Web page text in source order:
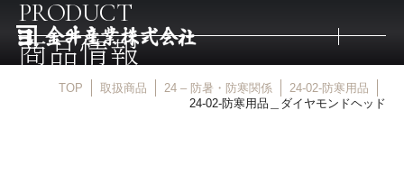
PRODUCT
商品情報
TOP 取扱商品 24 – 防暑・防寒関係
24-02-防寒用品
24-02-防寒用品＿ダイヤモンドヘッド